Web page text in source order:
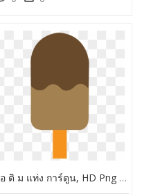
ไอ ติ ม แท่ง การ์ตูน, HD Png Download